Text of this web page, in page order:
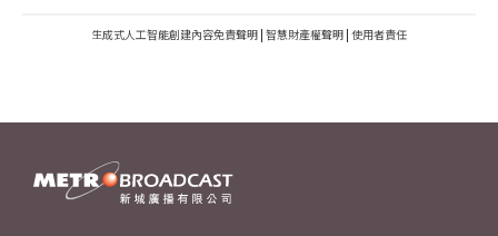
生成式人工智能創建內容免責聲明 | 智慧財產權聲明 | 使用者責任